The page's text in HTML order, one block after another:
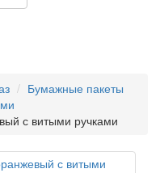
Бумажные пакеты
с витыми ручками